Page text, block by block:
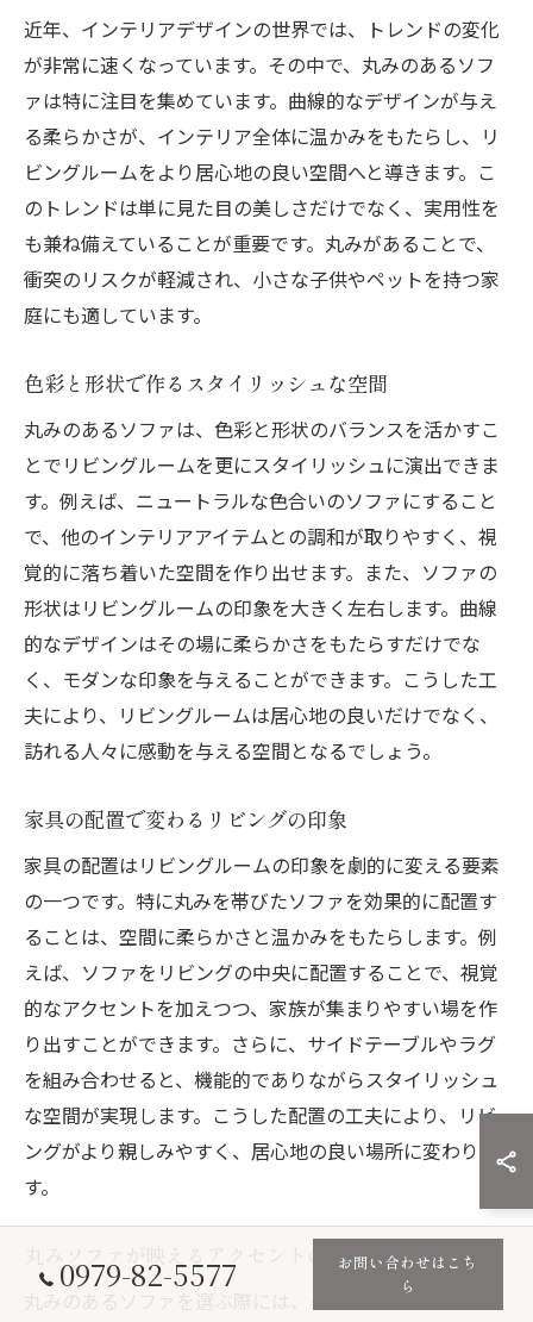
近年、インテリアデザインの世界では、トレンドの変化
が非常に速くなっています。その中で、丸みのあるソフ
ァは特に注目を集めています。曲線的なデザインが与え
る柔らかさが、インテリア全体に温かみをもたらし、リ
ビングルームをより居心地の良い空間へと導きます。こ
のトレンドは単に見た目の美しさだけでなく、実用性を
も兼ね備えていることが重要です。丸みがあることで、
衝突のリスクが軽減され、小さな子供やペットを持つ家
庭にも適しています。
色彩と形状で作るスタイリッシュな空間
丸みのあるソファは、色彩と形状のバランスを活かすこ
とでリビングルームを更にスタイリッシュに演出できま
す。例えば、ニュートラルな色合いのソファにすること
で、他のインテリアアイテムとの調和が取りやすく、視
覚的に落ち着いた空間を作り出せます。また、ソファの
形状はリビングルームの印象を大きく左右します。曲線
的なデザインはその場に柔らかさをもたらすだけでな
く、モダンな印象を与えることができます。こうした工
夫により、リビングルームは居心地の良いだけでなく、
訪れる人々に感動を与える空間となるでしょう。
家具の配置で変わるリビングの印象
家具の配置はリビングルームの印象を劇的に変える要素
の一つです。特に丸みを帯びたソファを効果的に配置す
ることは、空間に柔らかさと温かみをもたらします。例
えば、ソファをリビングの中央に配置することで、視覚
的なアクセントを加えつつ、家族が集まりやすい場を作
り出すことができます。さらに、サイドテーブルやラグ
を組み合わせると、機能的でありながらスタイリッシュ
な空間が実現します。こうした配置の工夫により、リビ
ングがより親しみやすく、居心地の良い場所に変わりま
す。
丸みソファが映えるアクセントの選び方
丸みのあるソファを選ぶ際には、その形状を引き立てる
0979-82-5577
お問い合わせはこち
ら